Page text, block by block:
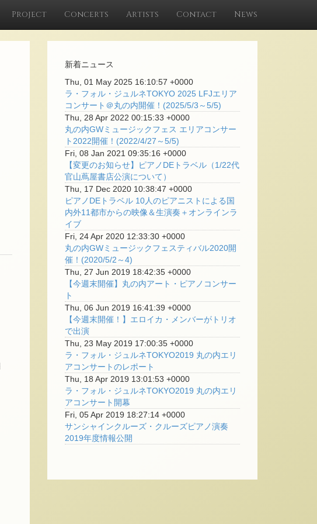
Project Concerts Artists Contact News
新着ニュース
Thu, 01 May 2025 16:10:57 +0000
ラ・フォル・ジュルネTOKYO 2025 LFJエリア
コンサート＠丸の内開催！(2025/5/3～5/5)
Thu, 28 Apr 2022 00:15:33 +0000
丸の内GWミュージックフェス エリアコンサー
ト2022開催！(2022/4/27～5/5)
Fri, 08 Jan 2021 09:35:16 +0000
【変更のお知らせ】ピアノDEトラベル（1/22代
官山蔦屋書店公演について）
Thu, 17 Dec 2020 10:38:47 +0000
ピアノDEトラベル 10人のピアニストによる国
内外11都市からの映像＆生演奏＋オンラインラ
イブ
Fri, 24 Apr 2020 12:33:30 +0000
丸の内GWミュージックフェスティバル2020開
催！(2020/5/2～4)
Thu, 27 Jun 2019 18:42:35 +0000
【今週末開催】丸の内アート・ピアノコンサー
ト
Thu, 06 Jun 2019 16:41:39 +0000
【今週末開催！】エロイカ・メンバーがトリオ
で出演
Thu, 23 May 2019 17:00:35 +0000
ラ・フォル・ジュルネTOKYO2019 丸の内エリ
アコンサートのレポート
Thu, 18 Apr 2019 13:01:53 +0000
ラ・フォル・ジュルネTOKYO2019 丸の内エリ
アコンサート開幕
Fri, 05 Apr 2019 18:27:14 +0000
サンシャインクルーズ・クルーズピアノ演奏
2019年度情報公開